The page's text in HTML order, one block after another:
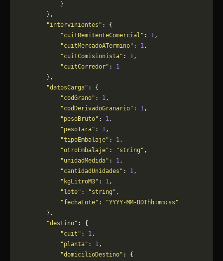
            }
        },
        "intervinientes"
: {
            "cuitRemitenteComercial"
: 1,
            "cuitMercadoATermino"
: 1,
            "cuitComisionista"
: 1,
            "cuitCorredor"
: 1
        },
        "datosCarga"
: {
            "codGrano"
: 1,
            "codDerivadoGranario"
: 1,
            "pesoBruto"
: 1,
            "pesoTara"
: 1,
            "tipoEmbalaje"
: 1,
            "otroEmbalaje"
: "string" ,
            "unidadMedida"
: 1,
            "cantidadUnidades"
: 1,
            "kgLitroM3"
: 1,
            "lote"
: "string" ,
            "fechaLote"
:
"YYYY-MM-DDThh:mm:ss"
        },
        "destino"
: {
            "cuit"
: 1,
            "planta"
: 1,
            "domicilioDestino"
: {